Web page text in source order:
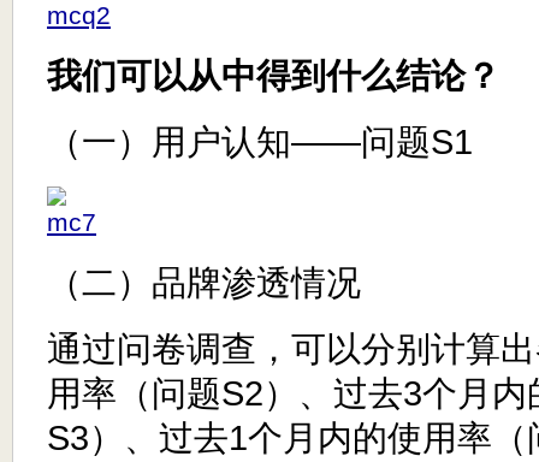
我们可以从中得到什么结论？
（一）用户认知——问题S1
（二）品牌渗透情况
通过问卷调查，可以分别计算
用率（问题S2）、过去3个月
S3）、过去1个月内的使用率